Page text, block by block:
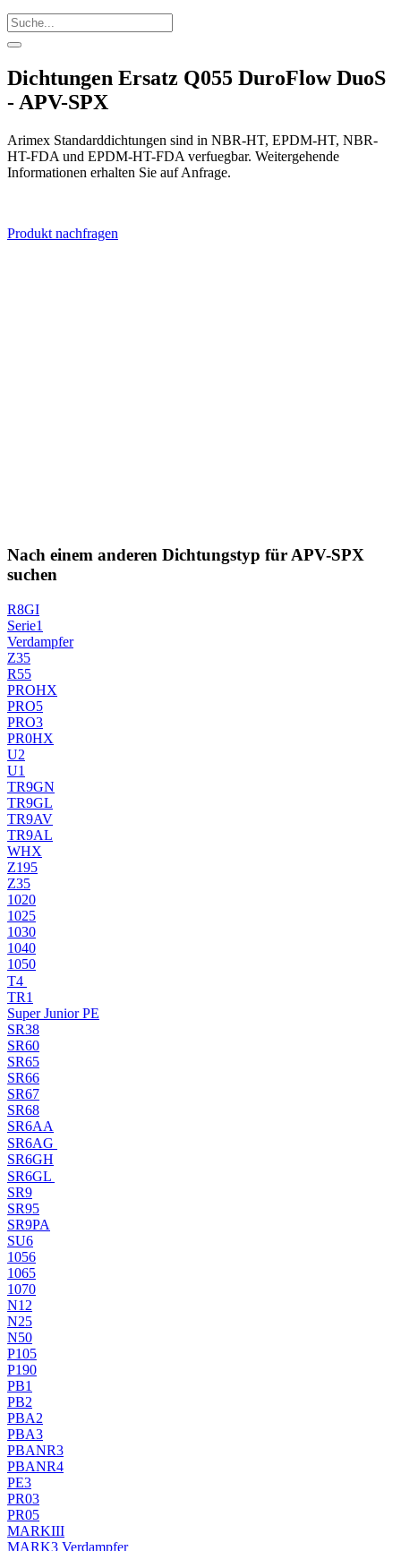
Dichtungen Ersatz Q055 DuroFlow DuoS
- APV-SPX
Arimex Standarddichtungen sind in NBR-HT, EPDM-HT, NBR-
HT-FDA und EPDM-HT-FDA verfuegbar. Weitergehende
Informationen erhalten Sie auf Anfrage.
Produkt nachfragen
Nach einem anderen Dichtungstyp für APV-SPX
suchen
R8GI
Serie1
Verdampfer
Z35
R55
PROHX
PRO5
PRO3
PR0HX
U2
U1
TR9GN
TR9GL
TR9AV
TR9AL
WHX
Z195
Z35
1020
1025
1030
1040
1050
T4
TR1
Super Junior PE
SR38
SR60
SR65
SR66
SR67
SR68
SR6AA
SR6AG
SR6GH
SR6GL
SR9
SR95
SR9PA
SU6
1056
1065
1070
N12
N25
N50
P105
P190
PB1
PB2
PBA2
PBA3
PBANR3
PBANR4
PE3
PR03
PR05
MARKIII
MARK3 Verdampfer